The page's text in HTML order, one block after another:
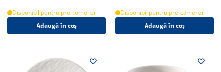
Disponibil pentru pre-comenzi
Adaugă în coș
Disponibil pentru pre-comenzi
Adaugă în coș